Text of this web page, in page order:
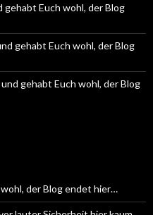
gehabt Euch wohl, der Blog
gehabt Euch wohl, der Blog
gehabt Euch wohl, der Blog
der Blog endet hier…